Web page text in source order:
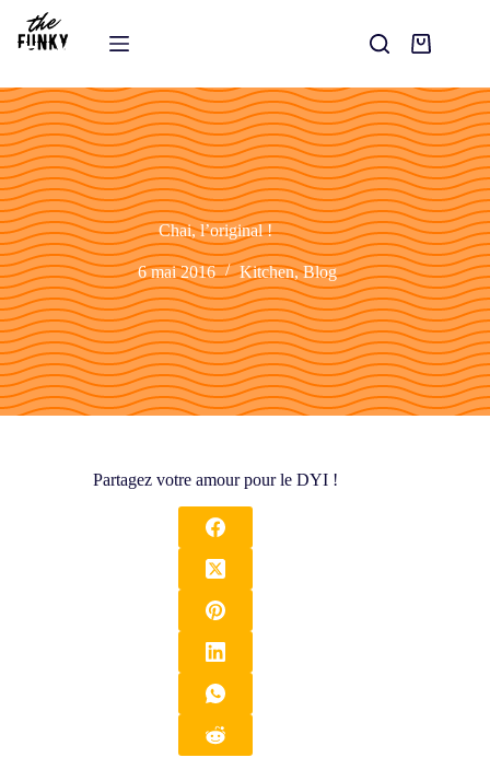
Chai, l’original !
6 mai 2016 Kitchen,Blog
Partagez votre amour pour le DYI !